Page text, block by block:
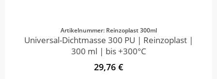
Artikelnummer: Reinzoplast 300ml
Universal-Dichtmasse 300 PU | Reinzoplast |
300 ml | bis +300°C
29,76 €